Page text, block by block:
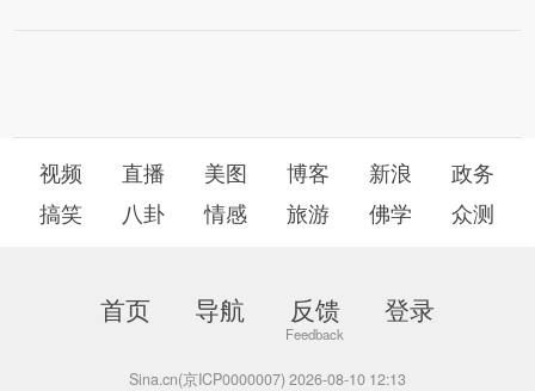
视频 直播 美图 博客 新浪
政务
搞笑
八卦 情感 旅游 佛学 众测
首页 导航 反馈 登录
Sina.cn(京ICP0000007) 2026-08-10 12:13